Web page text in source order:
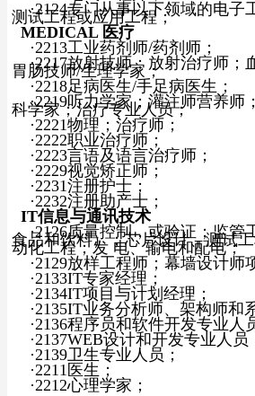
·2124专门从事以下领域的电子
测试工程或应用工程；
MEDICAL 医疗
·2213工业药剂师/药剂师；
·2217放射技师；放射治疗师；
胃肠技师/生理学家；
·2218足病医生/手足病医生；
·2219听力学家；灌注师营养师
科学家；治疗专业人员；
·2221物理；治疗师；
·2222职业治疗师；
·2223言语及语言治疗师；
·2229视觉矫正师；
·2231注册护士；
·2232注册助产士；
IT信息与通讯技术
·2126质量控制，或验证；监管
食品和饮料）；芯片设计、测试
动化工程；发 电、输电和配电；
·2129放样工程师；幕墙设计师
·2133IT专家经理；
·2134IT项目与计划经理；
·2135IT业务分析师、架构师和
·2136程序员和软件开发专业人
·2137WEB设计和开发专业人员
·2139卫生专业人员；
·2211医生；
·2212心理学家；